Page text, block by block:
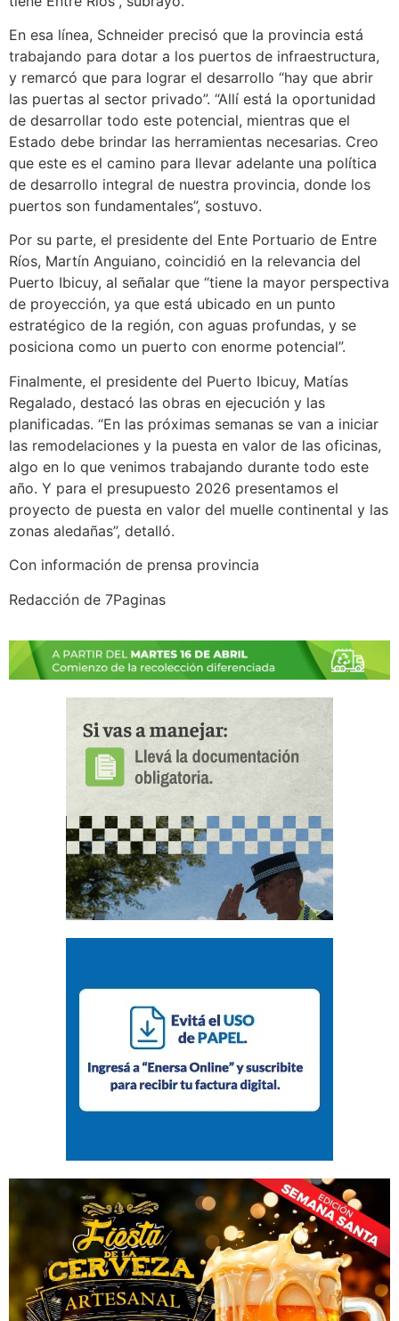
En esa línea, Schneider precisó que la provincia está
trabajando para dotar a los puertos de infraestructura,
y remarcó que para lograr el desarrollo “hay que abrir
las puertas al sector privado”. “Allí está la oportunidad
de desarrollar todo este potencial, mientras que el
Estado debe brindar las herramientas necesarias. Creo
que este es el camino para llevar adelante una política
de desarrollo integral de nuestra provincia, donde los
puertos son fundamentales”, sostuvo.
Por su parte, el presidente del Ente Portuario de Entre
Ríos, Martín Anguiano, coincidió en la relevancia del
Puerto Ibicuy, al señalar que “tiene la mayor perspectiva
de proyección, ya que está ubicado en un punto
estratégico de la región, con aguas profundas, y se
posiciona como un puerto con enorme potencial”.
Finalmente, el presidente del Puerto Ibicuy, Matías
Regalado, destacó las obras en ejecución y las
planificadas. “En las próximas semanas se van a iniciar
las remodelaciones y la puesta en valor de las oficinas,
algo en lo que venimos trabajando durante todo este
año. Y para el presupuesto 2026 presentamos el
proyecto de puesta en valor del muelle continental y las
zonas aledañas”, detalló.
Con información de prensa provincia
Redacción de 7Paginas